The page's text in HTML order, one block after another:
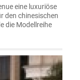
eine luxuriöse
den chinesischen
die Modellreihe